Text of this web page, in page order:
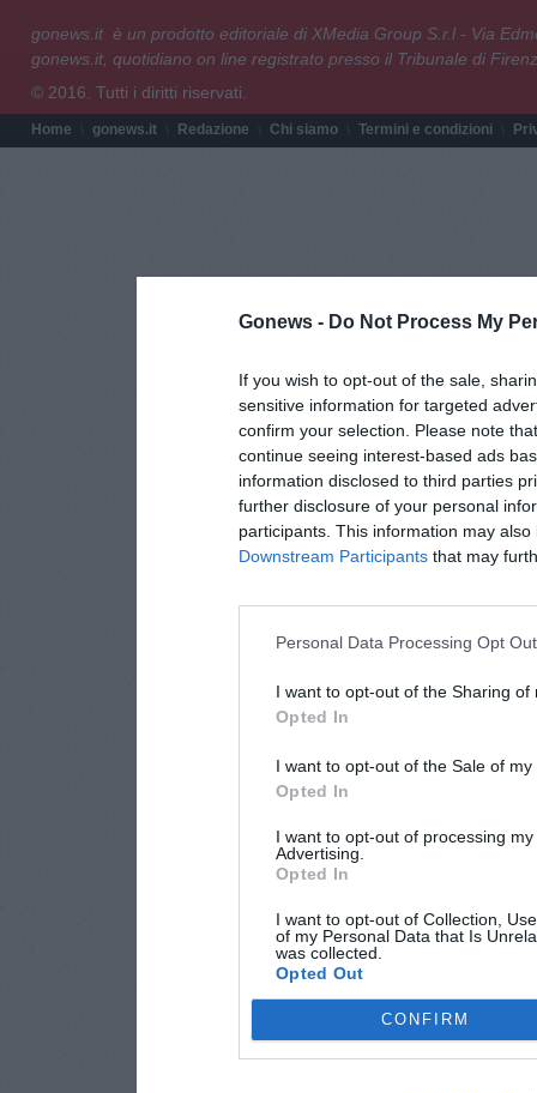
Gonews - Do Not Process My
If you wish to opt-out of the sale,
sensitive information for targeted
confirm your selection. Please note
continue seeing interest-based ads
information disclosed to third parties
further disclosure of your personal
participants. This information may
Downstream Participants that may
Personal Data Processing Opt
I want to opt-out of the Sharing of
Opted In
I want to opt-out of the Sale of
Opted In
I want to opt-out of processing
Advertising.
Opted In
I want to opt-out of Collection,
of my Personal Data that Is
was collected.
Opted Out
CONFIRM
gonews.it è un prodotto editoriale di XMedia Group S.r.l - Via
gonews.it, quotidiano on line registrato presso il Tribunale di
© 2016. Tutti i diritti riservati.
Home gonews.it Redazione Chi siamo Termini e condizioni